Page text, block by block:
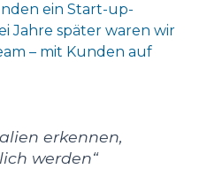
ein Start-up-
Jahre später waren wir
– mit Kunden auf
erkennen,
werden“